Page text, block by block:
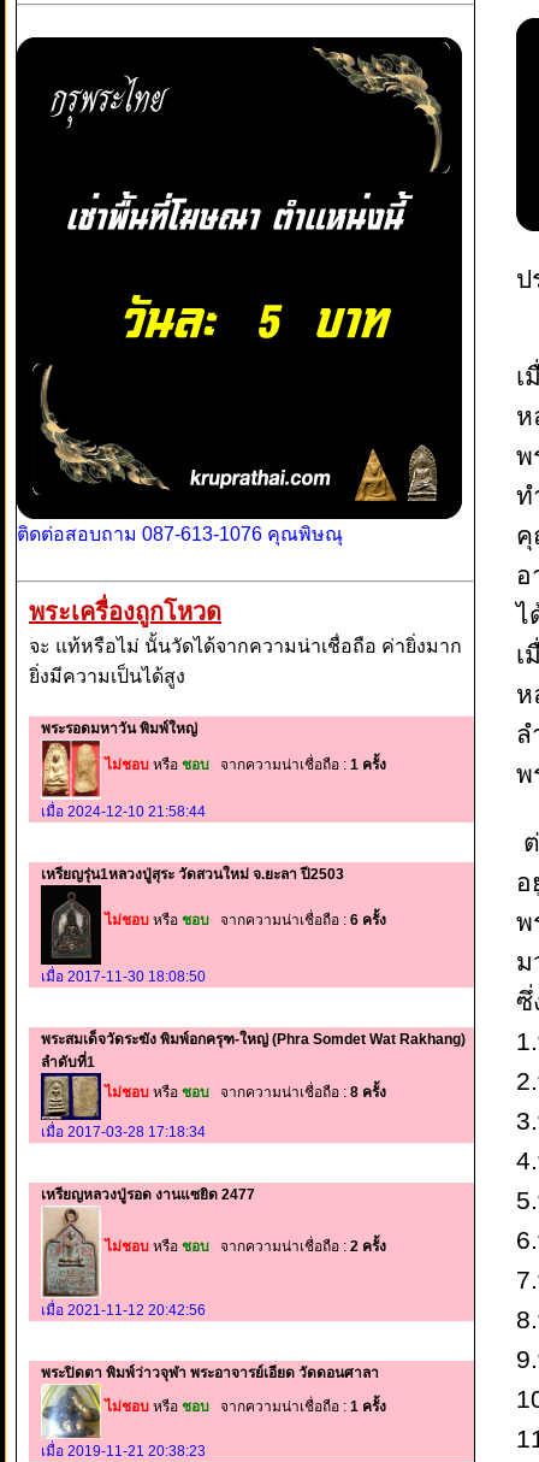
ติดต่อสอบถาม 087-613-1076 คุณพิษณุ
พระเครื่องถูกโหวด
จะ แท้หรือไม่ นั้นวัดได้จากความน่าเชื่อถือ ค่ายิ่งมาก
ยิ่งมีความเป็นได้สูง
พระรอดมหาวัน พิมพ์ใหญ่
ไม่ชอบ หรือ ชอบ จากความน่าเชื่อถือ : 1 ครั้ง
เมื่อ 2024-12-10 21:58:44
เหรียญรุ่น1หลวงปู่สุระ วัดสวนใหม่ จ.ยะลา ปี2503
ไม่ชอบ หรือ ชอบ จากความน่าเชื่อถือ : 6 ครั้ง
เมื่อ 2017-11-30 18:08:50
พระสมเด็จวัดระฆัง พิมพ์อกครุฑ-ใหญ่ (Phra Somdet Wat Rakhang)
ลำดับที่1
ไม่ชอบ หรือ ชอบ จากความน่าเชื่อถือ : 8 ครั้ง
เมื่อ 2017-03-28 17:18:34
เหรียญหลวงปู่รอด งานแซยิด 2477
ไม่ชอบ หรือ ชอบ จากความน่าเชื่อถือ : 2 ครั้ง
เมื่อ 2021-11-12 20:42:56
พระปิดตา พิมพ์ว่าวจุฬา พระอาจารย์เอียด วัดดอนศาลา
ไม่ชอบ หรือ ชอบ จากความน่าเชื่อถือ : 1 ครั้ง
เมื่อ 2019-11-21 20:38:23
ป
เ
ห
พ
ท
คุ
อ
ไ
เ
ห
ล
พ
อ
พ
ม
ซึ่